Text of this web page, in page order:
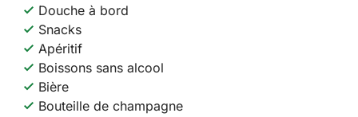
Douche à bord
Snacks
Apéritif
Boissons sans alcool
Bière
Bouteille de champagne